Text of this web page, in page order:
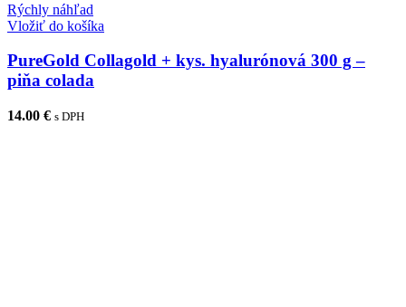
Rýchly náhľad
Vložiť do košíka
PureGold Collagold + kys. hyalurónová 300 g –
piňa colada
14.00 € s DPH